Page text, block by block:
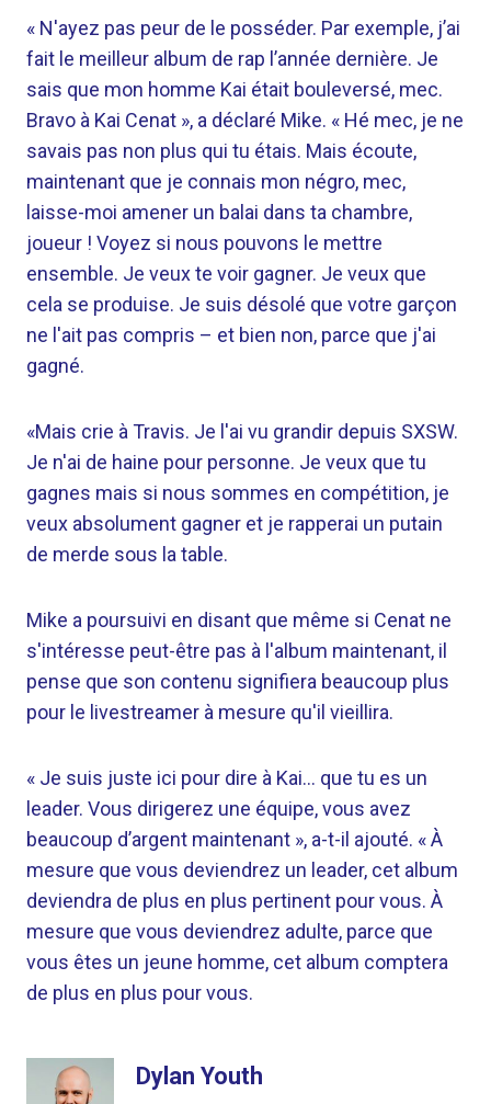
« N'ayez pas peur de le posséder. Par exemple, j’ai
fait le meilleur album de rap l’année dernière. Je
sais que mon homme Kai était bouleversé, mec.
Bravo à Kai Cenat », a déclaré Mike. « Hé mec, je ne
savais pas non plus qui tu étais. Mais écoute,
maintenant que je connais mon négro, mec,
laisse-moi amener un balai dans ta chambre,
joueur ! Voyez si nous pouvons le mettre
ensemble. Je veux te voir gagner. Je veux que
cela se produise. Je suis désolé que votre garçon
ne l'ait pas compris – et bien non, parce que j'ai
gagné.
«Mais crie à Travis. Je l'ai vu grandir depuis SXSW.
Je n'ai de haine pour personne. Je veux que tu
gagnes mais si nous sommes en compétition, je
veux absolument gagner et je rapperai un putain
de merde sous la table.
Mike a poursuivi en disant que même si Cenat ne
s'intéresse peut-être pas à l'album maintenant, il
pense que son contenu signifiera beaucoup plus
pour le livestreamer à mesure qu'il vieillira.
« Je suis juste ici pour dire à Kai… que tu es un
leader. Vous dirigerez une équipe, vous avez
beaucoup d’argent maintenant », a-t-il ajouté. « À
mesure que vous deviendrez un leader, cet album
deviendra de plus en plus pertinent pour vous. À
mesure que vous deviendrez adulte, parce que
vous êtes un jeune homme, cet album comptera
de plus en plus pour vous.
Dylan Youth